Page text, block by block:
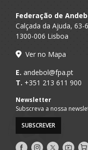
Federação de
Calçada da Ajuda, 63-
1300-006 Lisboa
Ver no Mapa
E. andebol@fpa.pt
T. +351 213 611 900
Newsletter
Subscreva a nossa
SUBSCREVER
Siga- Siga- Siga-